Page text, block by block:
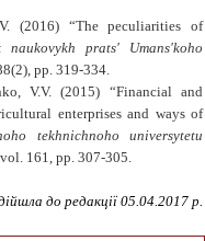
(2016) “The peculiarities of
naukovykh prats' Umans'koho
pp. 319-334.
V.V. (2015) “Financial and
enterprises and ways of
tekhnichnoho universytetu
vol. 161, pp. 307-305.
до редакції05.04.2017 р.